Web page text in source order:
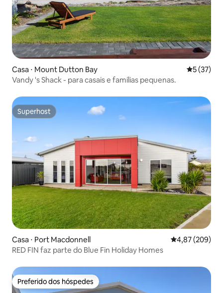
Casa ⋅ Mount Dutton Bay 5 de uma
5 (37)
Vandy 's Shack - para casais e famílias pequenas.
Superhost
Superhost
Casa ⋅ Port Macdonnell 4,87 de uma
4,87 (209)
RED FIN faz parte do Blue Fin Holiday Homes
Preferido dos hóspedes
Preferido dos hóspedes